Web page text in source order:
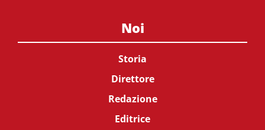
Noi
Storia
Direttore
Redazione
Editrice